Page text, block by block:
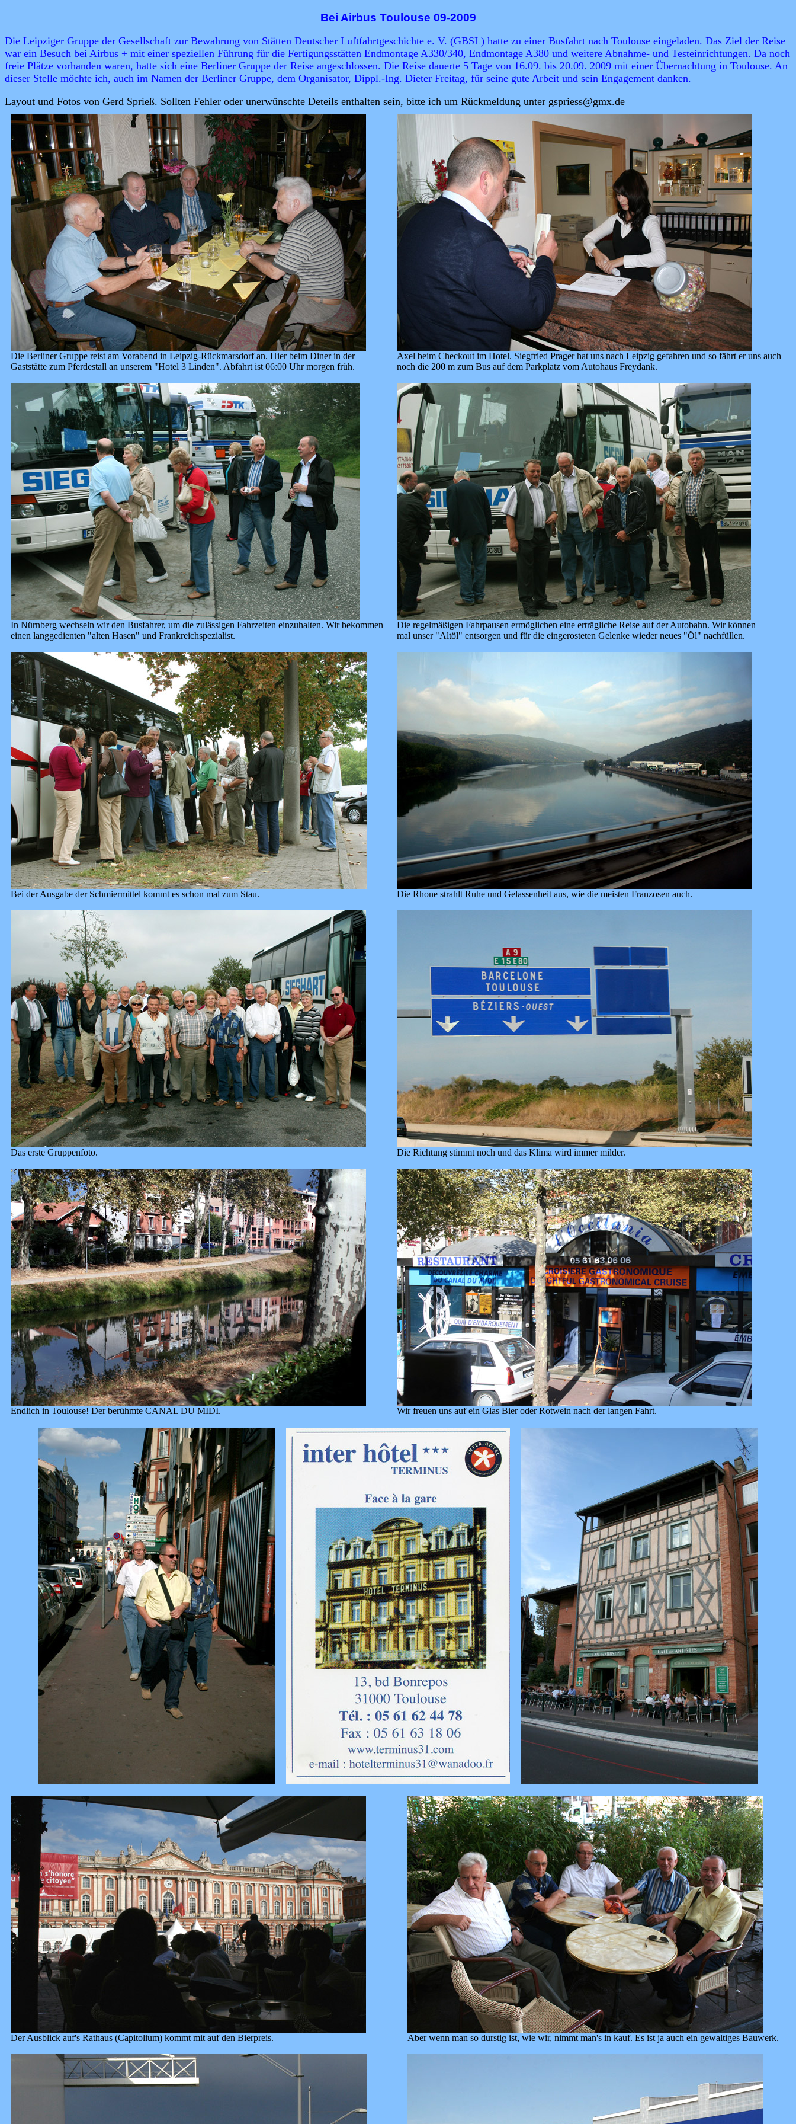
Bei Airbus Toulouse 09-2009
Die Leipziger Gruppe der Gesellschaft zur Bewahrung von Stätten Deutscher Luftfahrtgeschichte e. V. (GBSL) hatte zu einer Busfahrt nach Toulouse eingeladen. Das Ziel der Reise
war ein Besuch bei Airbus + mit einer speziellen Führung für die Fertigungsstätten Endmontage A330/340, Endmontage A380 und weitere Abnahme- und Testeinrichtungen. Da noch
freie Plätze vorhanden waren, hatte sich eine Berliner Gruppe der Reise angeschlossen. Die Reise dauerte 5 Tage von 16.09. bis 20.09. 2009 mit einer Übernachtung in Toulouse. An
dieser Stelle möchte ich, auch im Namen der Berliner Gruppe, dem Organisator, Dippl.-Ing. Dieter Freitag, für seine gute Arbeit und sein Engagement danken.
Layout und Fotos von Gerd Sprieß. Sollten Fehler oder unerwünschte Deteils enthalten sein, bitte ich um Rückmeldung unter gspriess@gmx.de
Die Berliner Gruppe reist am Vorabend in Leipzig-Rückmarsdorf an. Hier beim Diner in der
Gaststätte zum Pferdestall an unserem "Hotel 3 Linden". Abfahrt ist 06:00 Uhr morgen früh.
Axel beim Checkout im Hotel. Siegfried Prager hat uns nach Leipzig gefahren und so fährt er uns auch
noch die 200 m zum Bus auf dem Parkplatz vom Autohaus Freydank.
In Nürnberg wechseln wir den Busfahrer, um die zulässigen Fahrzeiten einzuhalten. Wir bekommen
einen langgedienten "alten Hasen" und Frankreichspezialist.
Die regelmäßigen Fahrpausen ermöglichen eine erträgliche Reise auf der Autobahn. Wir können
mal unser "Altöl" entsorgen und für die eingerosteten Gelenke wieder neues "Öl" nachfüllen.
Bei der Ausgabe der Schmiermittel kommt es schon mal zum Stau. Die Rhone strahlt Ruhe und Gelassenheit aus, wie die meisten Franzosen auch.
Das erste Gruppenfoto. Die Richtung stimmt noch und das Klima wird immer milder.
Endlich in Toulouse! Der berühmte CANAL DU MIDI. Wir freuen uns auf ein Glas Bier oder Rotwein nach der langen Fahrt.
Der Ausblick auf's Rathaus (Capitolium) kommt mit auf den Bierpreis. Aber wenn man so durstig ist, wie wir, nimmt man's in kauf. Es ist ja auch ein gewaltiges Bauwerk.